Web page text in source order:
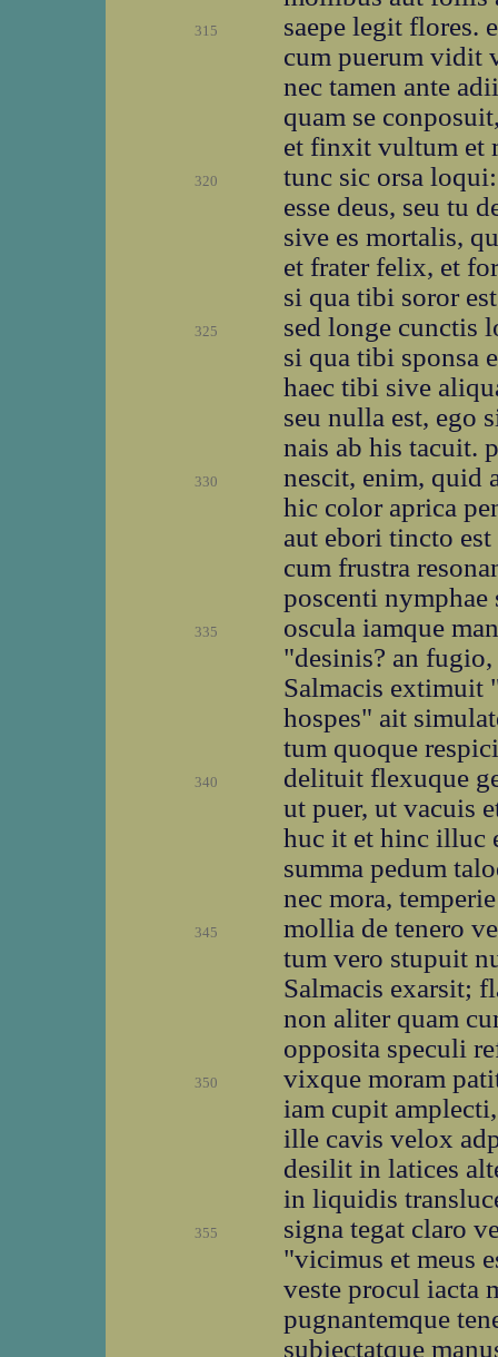
315
saepe legit flores.
cum puerum vidit
nec tamen ante
quam se
et finxit vultum et
320
tunc sic orsa
esse deus, seu tu
sive es mortalis,
et frater felix, et
si qua tibi soror
325
sed longe cunctis
si qua tibi sponsa
haec tibi sive
seu nulla est, ego
nais ab his tacuit.
330
nescit, enim, quid
hic color aprica
aut ebori tincto
cum frustra
poscenti
335
oscula iamque
"desinis? an
Salmacis extimuit
hospes" ait
tum quoque
340
delituit flexuque
ut puer, ut vacuis
huc it et hinc illuc
summa pedum
nec mora,
345
mollia de tenero
tum vero stupuit
Salmacis exarsit;
non aliter quam
opposita speculi
350
vixque moram
iam cupit
ille cavis velox
desilit in latices
in liquidis
355
signa tegat claro
"vicimus et meus
veste procul iacta
pugnantemque
subiectatque